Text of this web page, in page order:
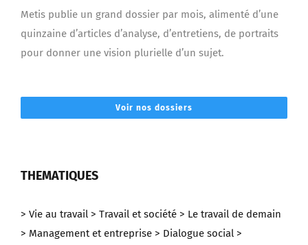
Metis publie un grand dossier par mois, alimenté d’une
quinzaine d’articles d’analyse, d’entretiens, de portraits
pour donner une vision plurielle d’un sujet.
Voir nos dossiers
THEMATIQUES
> Vie au travail > Travail et société > Le travail de demain
> Management et entreprise > Dialogue social >